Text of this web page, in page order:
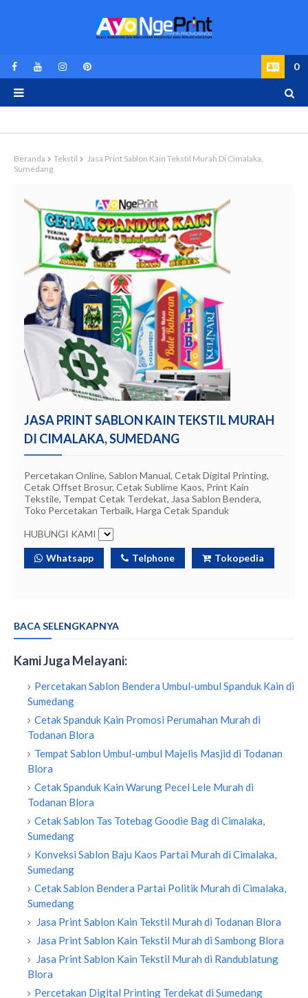
0
Beranda Tekstil
Jasa Print Sablon Kain Tekstil Murah Di Cimalaka,
Sumedang
JASA PRINT SABLON KAIN TEKSTIL MURAH
DI CIMALAKA, SUMEDANG
Percetakan Online, Sablon Manual, Cetak Digital Printing,
Cetak Offset Brosur, Cetak Sublime Kaos, Print Kain
Tekstile, Tempat Cetak Terdekat, Jasa Sablon Bendera,
Toko Percetakan Terbaik, Harga Cetak Spanduk
HUBUNGI KAMI
Whatsapp Telphone Tokopedia
BACA SELENGKAPNYA
Kami Juga Melayani:
Percetakan Sablon Bendera Umbul-umbul Spanduk Kain di
Sumedang
Cetak Spanduk Kain Promosi Perumahan Murah di
Todanan Blora
Tempat Sablon Umbul-umbul Majelis Masjid di Todanan
Blora
Cetak Spanduk Kain Warung Pecel Lele Murah di
Todanan Blora
Cetak Sablon Tas Totebag Goodie Bag di Cimalaka,
Sumedang
Konveksi Sablon Baju Kaos Partai Murah di Cimalaka,
Sumedang
Cetak Sablon Bendera Partai Politik Murah di Cimalaka,
Sumedang
Jasa Print Sablon Kain Tekstil Murah di Todanan Blora
Jasa Print Sablon Kain Tekstil Murah di Sambong Blora
Jasa Print Sablon Kain Tekstil Murah di Randublatung
Blora
Percetakan Digital Printing Terdekat di Sumedang